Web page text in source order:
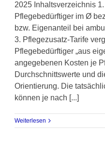
2025 Inhaltsverzeichnis
Pflegebedürftiger im Ø
bzw. Eigenanteil bei
3. Pflegezusatz-Tarife
Pflegebedürftiger „aus
angegebenen Kosten je
Durchschnittswerte und
Orientierung. Die
können je nach [...]
Weiterlesen